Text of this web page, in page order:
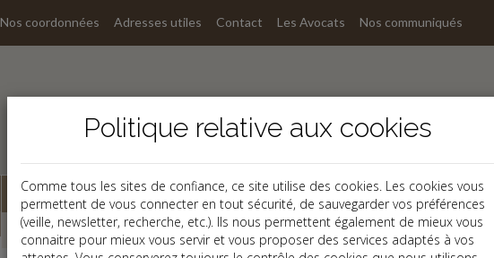
Nos coordonnées Adresses utiles Contact Les Avocats Nos communiqués
Newsletter
Politique relative aux cookies
Comme tous les sites de confiance, ce site utilise des cookies. Les cookies vous
permettent de vous connecter en tout sécurité, de sauvegarder vos préférences
(veille, newsletter, recherche, etc.). Ils nous permettent également de mieux vous
connaitre pour mieux vous servir et vous proposer des services adaptés à vos